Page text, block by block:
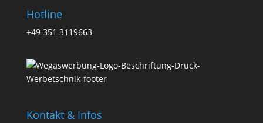
Hotline
+49 351 3119663
Kontakt & Infos